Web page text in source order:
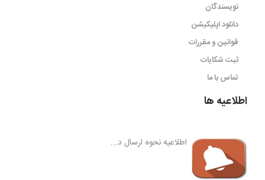
نویسندگان
دانلود اپلیکیشن
قوانین و مقررات
ثبت شکایات
تماس با ما
اطلاعیه ها
اطلاعیه نحوه ارسال د...